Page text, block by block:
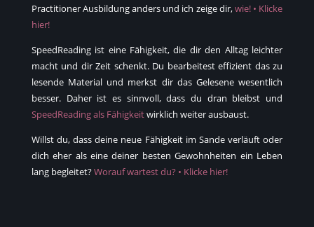
Practitioner Ausbildung anders und ich zeige dir,wie! • Klicke
hier!
SpeedReading ist eine Fähigkeit, die dir den Alltag leichter
macht und dir Zeit schenkt. Du bearbeitest effizient das zu
lesende Material und merkst dir das Gelesene wesentlich
besser. Daher ist es sinnvoll, dass du dran bleibst und
SpeedReading als Fähigkeitwirklich weiter ausbaust.
Willst du, dass deine neue Fähigkeit im Sande verläuft oder
dich eher als eine deiner besten Gewohnheiten ein Leben
lang begleitet?Worauf wartest du? • Klicke hier!